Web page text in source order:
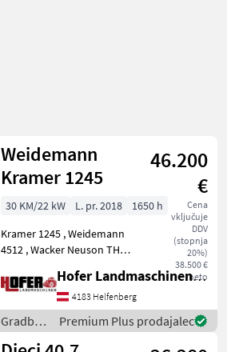
Weidemann
Kramer 1245
46.200
€
Cena
vključuje
DDV
(stopnja
20%)
38.500 €
neto
30 KM/22 kW L. pr. 2018
1650 h
Kramer 1245 , Weidemann
4512 , Wacker Neuson TH
Palettengabel. Breitreifen
hidrostatsko, 4-kolesni,
gorivo: Dizel, , , priklop,
hidravlična bloka
Hofer Landmaschinen Handels GmbH.
4183 Helfenberg
Gradbeni
stroji /
Premium Plus prodajalec